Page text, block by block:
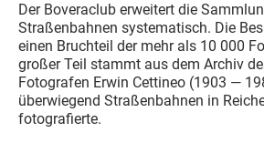
Der Boveraclub erweitert die
Straßenbahnen systematisch. Die
einen Bruchteil der mehr als 10 000
großer Teil stammt aus dem Archiv
Fotografen Erwin Cettineo (1903 —
überwiegend Straßenbahnen in
fotografierte.